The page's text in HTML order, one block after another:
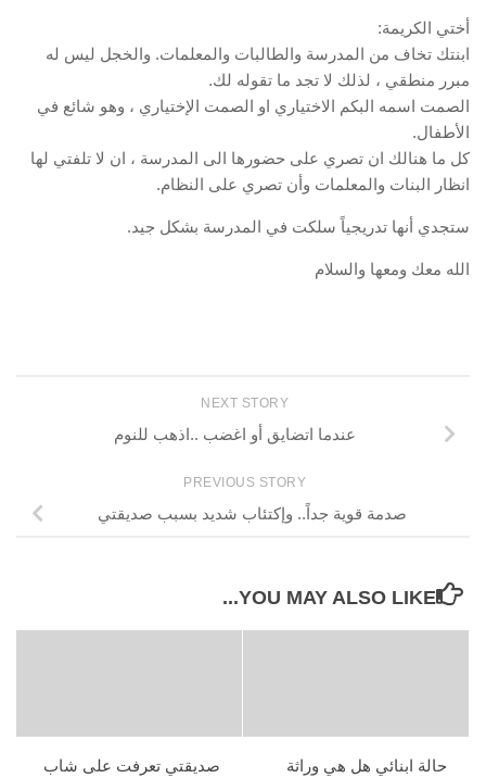
أختي الكريمة:
ابنتك تخاف من المدرسة والطالبات والمعلمات. والخجل ليس له
مبرر منطقي ، لذلك لا تجد ما تقوله لك.
الصمت اسمه البكم الاختياري او الصمت الإختياري ، وهو شائع في
الأطفال.
كل ما هنالك ان تصري على حضورها الى المدرسة ، ان لا تلفتي لها
انظار البنات والمعلمات وأن تصري على النظام.
ستجدي أنها تدريجياً سلكت في المدرسة بشكل جيد.
الله معك ومعها والسلام
NEXT STORY
عندما اتضايق أو اغضب ..اذهب للنوم
PREVIOUS STORY
صدمة قوية جداً.. وإكتئاب شديد بسبب صديقتي
YOU MAY ALSO LIKE...
صديقتي تعرفت على شاب
حالة ابنائي هل هي وراثة